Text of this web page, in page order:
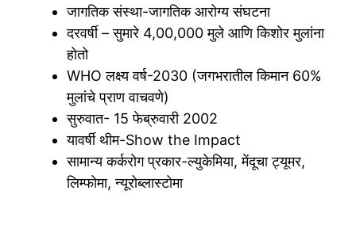
जागतिक संस्था-जागतिक आरोग्य संघटना
दरवर्षी – सुमारे 4,00,000 मुले आणि किशोर मुलांना
होतो
WHO लक्ष्य वर्ष-2030 (जगभरातील किमान 60%
मुलांचे प्राण वाचवणे)
सुरुवात- 15 फेब्रुवारी 2002
यावर्षी थीम-Show the Impact
सामान्य कर्करोग प्रकार-ल्युकेमिया, मेंदूचा ट्यूमर,
लिम्फोमा, न्यूरोब्लास्टोमा